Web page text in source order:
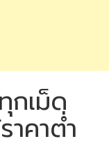
กเม็ด
าคาต่ำ